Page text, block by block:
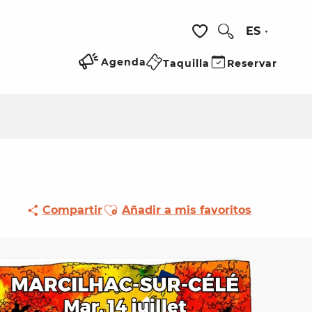
Voir les favoris
ES
Agenda Taquilla Reservar
CompartirAjouter aux favoris
Añadir a mis favoritos